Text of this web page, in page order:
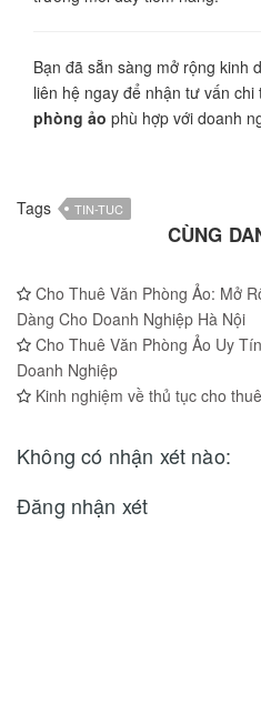
Bạn đã sẵn sàng mở rộng kinh
liên hệ ngay để nhận tư vấn chi
phòng ảo phù hợp với doanh
Tags TIN-TUC
CÙNG
Cho Thuê Văn Phòng Ảo: Mở
Dàng Cho Doanh Nghiệp Hà Nội
Cho Thuê Văn Phòng Ảo Uy
Doanh Nghiệp
Kinh nghiệm về thủ tục cho
Không có nhận xét nào:
Đăng nhận xét